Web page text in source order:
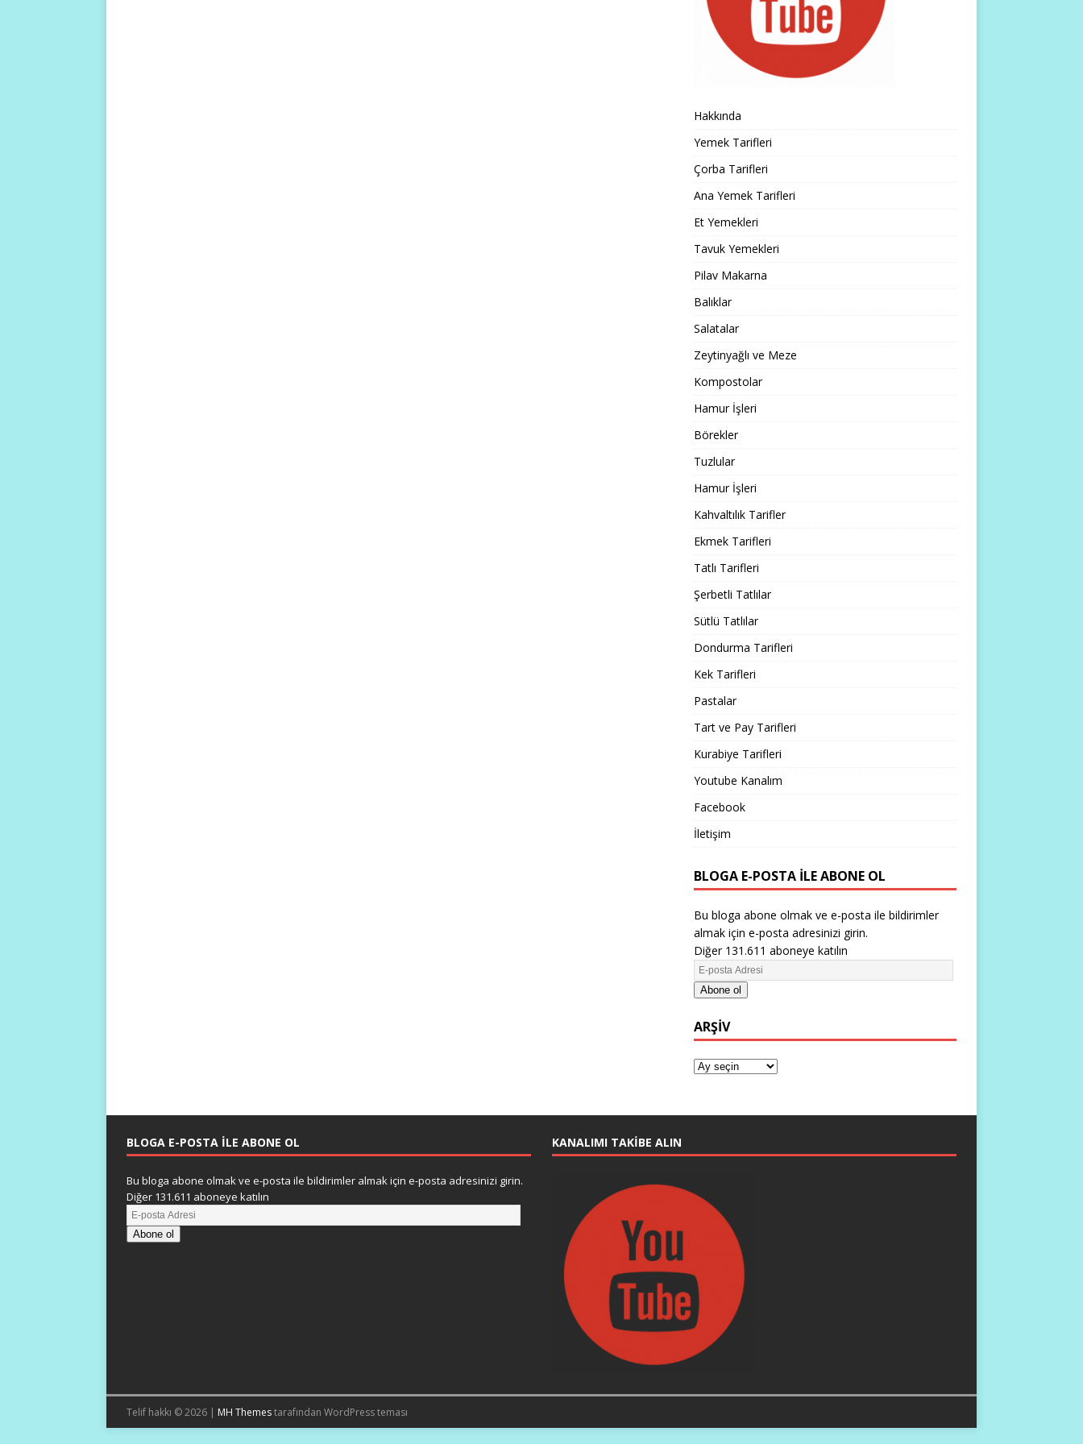
Hakkında
Yemek Tarifleri
Çorba Tarifleri
Ana Yemek Tarifleri
Et Yemekleri
Tavuk Yemekleri
Pilav Makarna
Balıklar
Salatalar
Zeytinyağlı ve Meze
Kompostolar
Hamur İşleri
Börekler
Tuzlular
Hamur İşleri
Kahvaltılık Tarifler
Ekmek Tarifleri
Tatlı Tarifleri
Şerbetli Tatlılar
Sütlü Tatlılar
Dondurma Tarifleri
Kek Tarifleri
Pastalar
Tart ve Pay Tarifleri
Kurabiye Tarifleri
Youtube Kanalım
Facebook
İletişim
BLOGA E-POSTA ILE ABONE OL
Bu bloga abone olmak ve e-posta ile bildirimler
almak için e-posta adresinizi girin.
Diğer 131.611 aboneye katılın
Abone ol
ARŞIV
BLOGA E-POSTA ILE ABONE OL
Bu bloga abone olmak ve e-posta ile bildirimler almak için e-posta adresinizi girin.
Diğer 131.611 aboneye katılın
Abone ol
KANALIMI TAKIBE ALIN
Telif hakkı © 2026 | MH Themestarafından WordPress teması